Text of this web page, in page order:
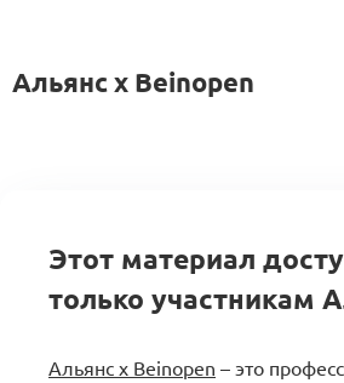
Альянс x Beinopen
Этот материал
только участникам
Альянс x Beinopen – это